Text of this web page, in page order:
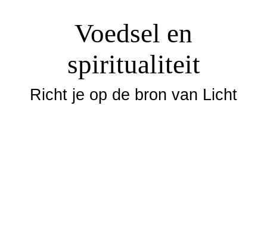
Voedsel en
spiritualiteit
Richt je op de bron van Licht